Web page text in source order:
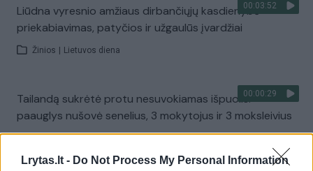
Lrytas.lt - Do Not Process My Personal Information
00:03:52
Liūdna vyresnio amžiaus dirbančiųjų kasdienybė –
priekabiavimas, patyčios ir užgaulūs įvardžiai
Žinios Lietuvos diena
00:00:29
Tailandą sukrėtė protu nesuvokiamas išpuolis:
paauglys nušovė senelius, 3 mokytojus ir 3 moksleivius